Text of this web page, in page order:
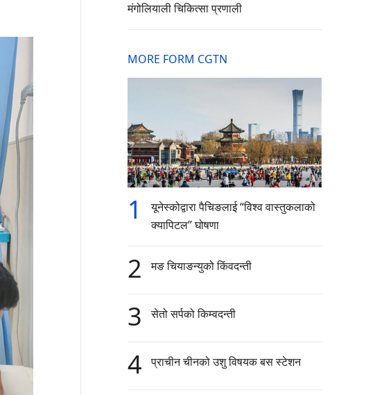
मंगोलियाली चिकित्सा प्रणाली
MORE FORM CGTN
1
यूनेस्कोद्वारा पैचिङलाई “विश्व वास्तुकलाको
क्यापिटल” घोषणा
2 मङ चियाङन्युको किंवदन्ती
3 सेतो सर्पको किम्वदन्ती
4 प्राचीन चीनको उशु विषयक बस स्टेशन